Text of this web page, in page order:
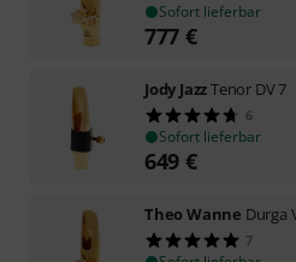
Sofort lieferbar
777 €
Jody JazzTenor DV 7
6
Sofort lieferbar
649 €
Theo Wanne Durga
7